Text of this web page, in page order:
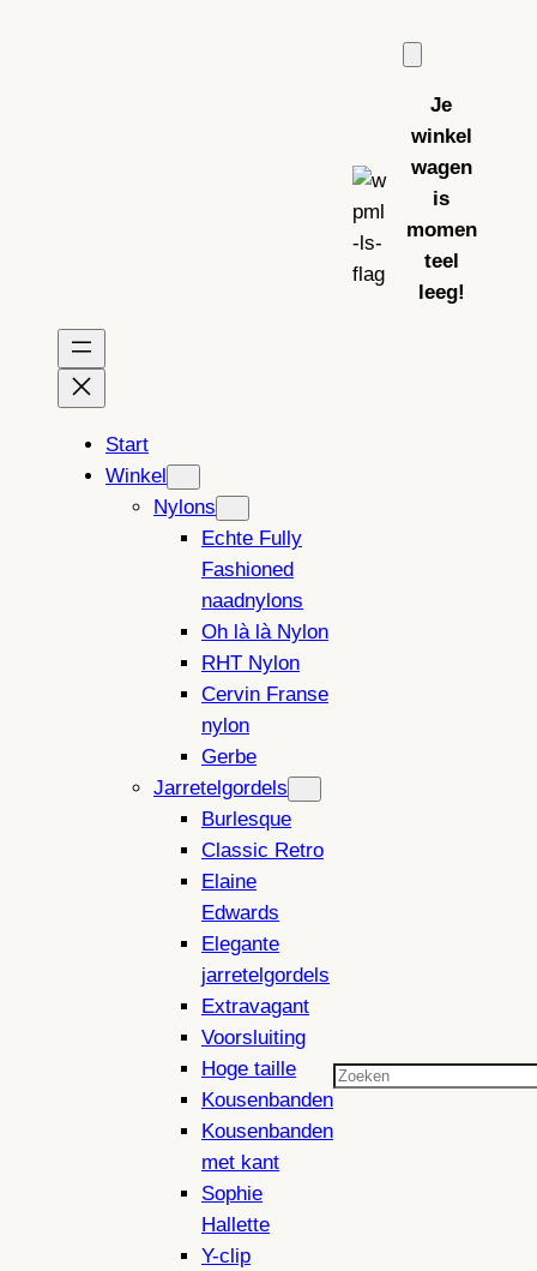
Je
winkel
wagen
is
momen
teel
leeg!
Start
Winkel
Nylons
Echte Fully
Fashioned
naadnylons
Oh là là Nylon
RHT Nylon
Cervin Franse
nylon
Gerbe
Jarretelgordels
Burlesque
Classic Retro
Elaine
Edwards
Elegante
jarretelgordels
Extravagant
Voorsluiting
Hoge taille
Kousenbanden
Kousenbanden
met kant
Sophie
Hallette
Y-clip
Zoeken